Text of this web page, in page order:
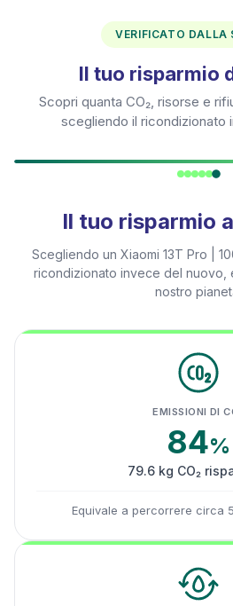
VERIFICATO DALLA
Il tuo risparmio
Scopri quanta CO₂, risorse e
scegliendo il ricondizionato
Il tuo risparmio
Scegliendo un Xiaomi 13T Pro |
ricondizionato invece del nuovo,
nostro
EMISSIONI DI
84%
79.6 kg CO₂
Equivale a percorrere circa